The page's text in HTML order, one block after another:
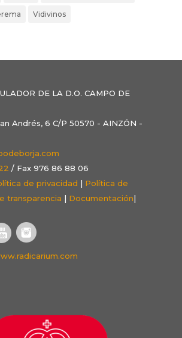
Vidivinos
DE LA D.O. CAMPO DE
Andrés, 6 C/P 50570 - AINZÓN -
/ Fax 976 86 88 06
de privacidad | Política de
transparencia | Documentación|